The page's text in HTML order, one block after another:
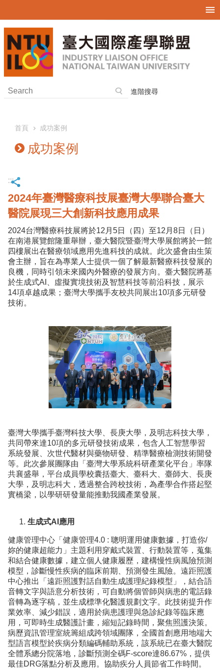
進階搜尋
首頁 成功案例
成功案例
:::
2024年臺灣醫療科技展臺灣大學聯合臺大
醫院展現三大創新科技應用成果
2024台灣醫療科技展將於12月5日（四）至12月8日（日）
在南港展覽館隆重舉辦，臺大醫院暨臺灣大學展館將於一館
四樓展出在醫療領域應用先進科技的成就。此次盛會由生策
會主辦，旨在為專業人士提供一個了解最新醫療科技發展的
良機，同時引領未來國內外醫療的發展方向。臺大醫院將基
於生成式AI、虛擬實境技術及智慧科技等前沿科技，展示
14項卓越成果；臺灣大學攜手友校共同展出10項多元研發
技術。
臺灣大學攜手臺灣科技大學、長庚大學，及明志科技大學，
共同帶來達10項的多元研發技術成果，包含人工智慧學習
系統發展、次世代醫材與藥物研發、精準醫療檢測技術開發
等。此次參展團隊由「臺灣大學系統科研產業化平台」率隊
共襄盛舉，平台成員學校囊括臺大、臺科大、臺師大、長庚
大學，及明志科大，透過整合跨校技術，為產學合作搭起堅
實橋梁，以學研研發量能推動我國產業發展。
生成式AI應用
健康管理中心「健康管理4.0 : 聰明運用健康數據，打造你/
妳的健康超能力」主題利用穿戴式裝置、行動裝置等，蒐集
和結合健康數據，建立個人健康履歷，建構慢性病風險預測
模型，診斷慢性疾病的臨床前期、預測發生風險。遠距照護
中心推出「遠距照護對話自動生成護理紀錄模型」，結合語
音轉文字與語意分析技術，可自動將個管師與病患的電話錄
音轉為逐字稿，並生成標準化醫護規劃文字。此技術提升作
業效率、減少錯誤，適用於病患護理與急診紀錄等臨床應
用，可即時生成醫護計畫，縮短記錄時間，聚焦照護決策。
病歷資訊管理室統籌組成跨領域團隊，全國首創應用地端大
型語言模型於疾病分類編碼輔助系統，該系統已在臺大醫院
全體系總分院落地，診斷預測全碼F-score達86.67%，提供
最佳DRG落點分析及應用。協助疾分人員節省工作時間。